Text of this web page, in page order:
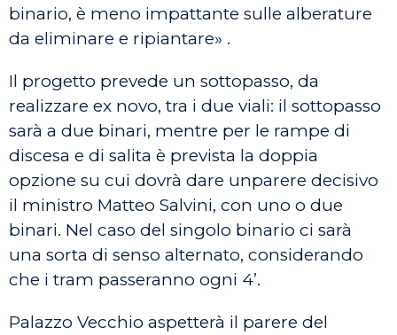
binario, è meno impattante sulle alberature
da eliminare e ripiantare» .
Il progetto prevede un sottopasso, da
realizzare ex novo, tra i due viali: il sottopasso
sarà a due binari, mentre per le rampe di
discesa e di salita è prevista la doppia
opzione su cui dovrà dare unparere decisivo
il ministro Matteo Salvini, con uno o due
binari. Nel caso del singolo binario ci sarà
una sorta di senso alternato, considerando
che i tram passeranno ogni 4’.
Palazzo Vecchio aspetterà il parere del